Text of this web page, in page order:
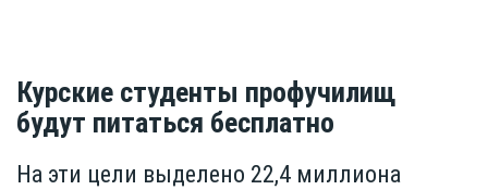
Курские студенты профучилищ
будут питаться бесплатно
На эти цели выделено 22,4 миллиона